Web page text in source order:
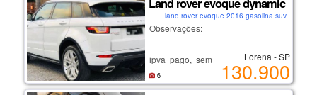
carro de não fumante.
se interessou?
ligue: (12) 9/9633/8098
lorena-sp
land rover evoque 2016 gasolina suv
Observações:
ipva pago, sem multas ou débitos.
não é carro de leilão ou sinistro!
recém revisado.
Lorena - SP
130.900
6